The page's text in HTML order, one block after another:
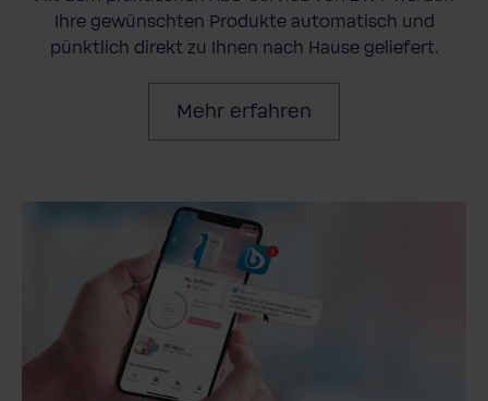
Ihre gewünschten Produkte automatisch und
pünktlich direkt zu Ihnen nach Hause geliefert.
Mehr erfahren